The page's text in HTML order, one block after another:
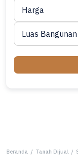
Harga
Luas Bangunan
Beranda / Tanah Dijual /